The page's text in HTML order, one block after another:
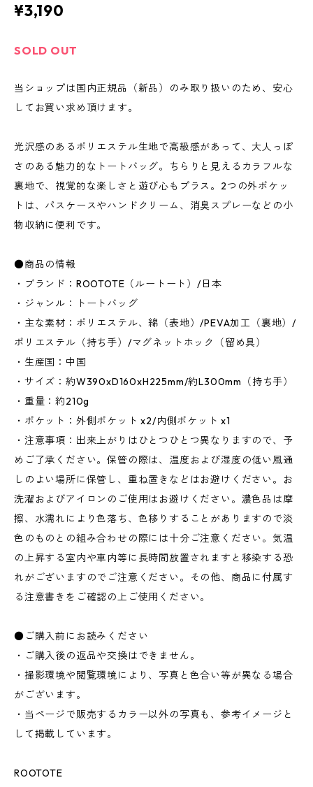
¥3,190
SOLD OUT
当ショップは国内正規品（新品）のみ取り扱いのため、安心
してお買い求め頂けます。
光沢感のあるポリエステル生地で高級感があって、大人っぽ
さのある魅力的なトートバッグ。ちらりと見えるカラフルな
裏地で、視覚的な楽しさと遊び心もプラス。2つの外ポケッ
トは、パスケースやハンドクリーム、消臭スプレーなどの小
物収納に便利です。
●商品の情報
・ブランド：ROOTOTE（ルートート）/日本
・ジャンル：トートバッグ
・主な素材：ポリエステル、綿（表地）/PEVA加工（裏地）/
ポリエステル（持ち手）/マグネットホック（留め具）
・生産国：中国
・サイズ：約W390xD160xH225mm/約L300mm（持ち手）
・重量：約210g
・ポケット：外側ポケット x2/内側ポケット x1
・注意事項：出来上がりはひとつひとつ異なりますので、予
めご了承ください。保管の際は、温度および湿度の低い風通
しのよい場所に保管し、重ね置きなどはお避けください。お
洗濯およびアイロンのご使用はお避けください。濃色品は摩
擦、水濡れにより色落ち、色移りすることがありますので淡
色のものとの組み合わせの際には十分ご注意ください。気温
の上昇する室内や車内等に長時間放置されますと移染する恐
れがございますのでご注意ください。その他、商品に付属す
る注意書きをご確認の上ご使用ください。
●ご購入前にお読みください
・ご購入後の返品や交換はできません。
・撮影環境や閲覧環境により、写真と色合い等が異なる場合
がございます。
・当ページで販売するカラー以外の写真も、参考イメージと
して掲載しています。
ROOTOTE